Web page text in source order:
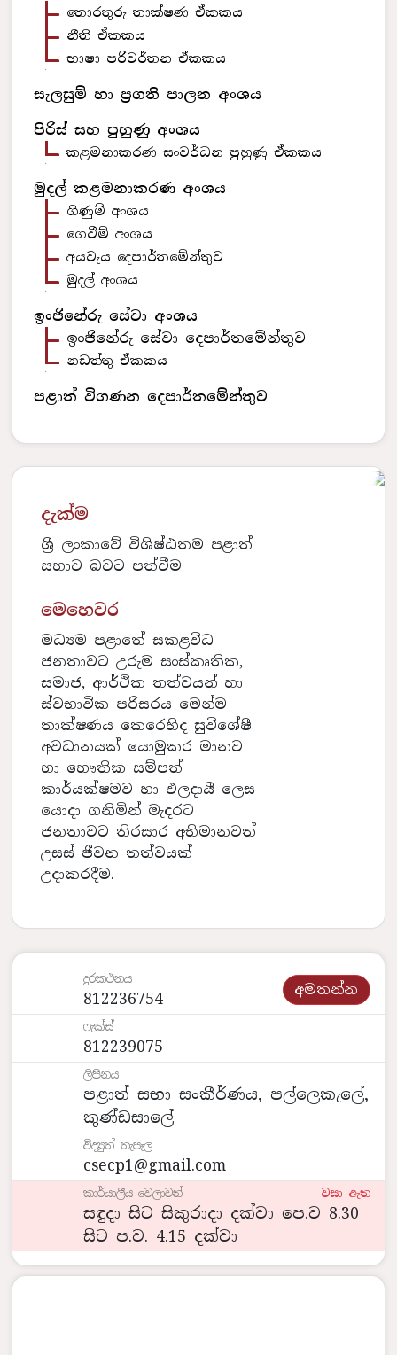
තොරතුරු තාක්ෂණ ඒකකය
නීති ඒකකය
භාෂා පරිවර්තන ඒකකය
සැලසුම් හා ප්‍රගති පාලන අංශය
පිරිස් සහ පුහුණු අංශය
කළමනාකරණ සංවර්ධන පුහුණු ඒකකය
මුදල් කළමනාකරණ අංශය
ගිණුම් අංශය
ගෙවීම් අංශය
අයවැය දෙපාර්තමේන්තුව
මුදල් අංශය
ඉංජිනේරු සේවා අංශය
ඉංජිනේරු සේවා දෙපාර්තමේන්තුව
නඩත්තු ඒකකය
පළාත් විගණන දෙපාර්තමේන්තුව
දැක්ම
ශ්‍රී ලංකාවේ විශිෂ්ඨතම පළාත්
සභාව බවට පත්වීම
මෙහෙවර
මධ්‍යම පළාතේ සකළවිධ
ජනතාවට උරුම සංස්කෘතික,
සමාජ, ආර්ථික තත්වයන් හා
ස්වභාවික පරිසරය මෙන්ම
තාක්ෂණය කෙරෙහිද සුවිශේෂී
අවධානයක් යොමුකර මානව
හා භෞතික සම්පත්
කාර්යක්ෂමව හා ඵලදායී ලෙස
යොදා ගනිමින් මැදරට
ජනතාවට තිරසාර අභිමානවත්
උසස් ජීවන තත්වයක්
උදාකරදීම.
දුරකථනය
812236754 අමතන්න
ෆැක්ස්
812239075
ලිපිනය
පළාත් සභා සංකීර්ණය, පල්ලෙකැලේ,
කුණ්ඩසාලේ
විද්‍යුත් තැපෑල
csecp1@gmail.com
කාර්යාලීය වෙලාවන් වසා ඇත
සඳුදා සිට සිකුරාදා දක්වා පෙ.ව 8.30
සිට ප.ව. 4.15 දක්වා